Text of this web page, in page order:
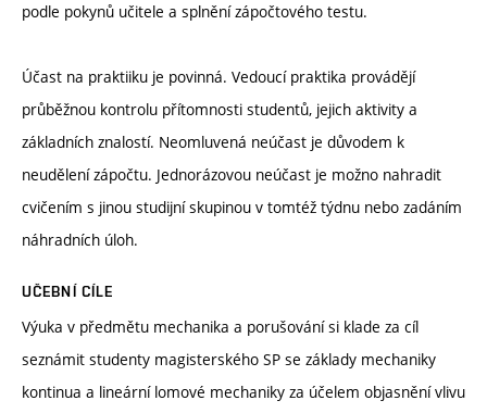
podle pokynů učitele a splnění zápočtového testu.
Účast na praktiiku je povinná. Vedoucí praktika provádějí
průběžnou kontrolu přítomnosti studentů, jejich aktivity a
základních znalostí. Neomluvená neúčast je důvodem k
neudělení zápočtu. Jednorázovou neúčast je možno nahradit
cvičením s jinou studijní skupinou v tomtéž týdnu nebo zadáním
náhradních úloh.
UČEBNÍ CÍLE
Výuka v předmětu mechanika a porušování si klade za cíl
seznámit studenty magisterského SP se základy mechaniky
kontinua a lineární lomové mechaniky za účelem objasnění vlivu